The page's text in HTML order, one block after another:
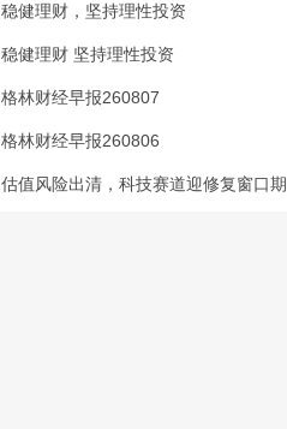
稳健理财，坚持理性投资
稳健理财 坚持理性投资
格林财经早报260807
格林财经早报260806
估值风险出清，科技赛道迎修复窗口期